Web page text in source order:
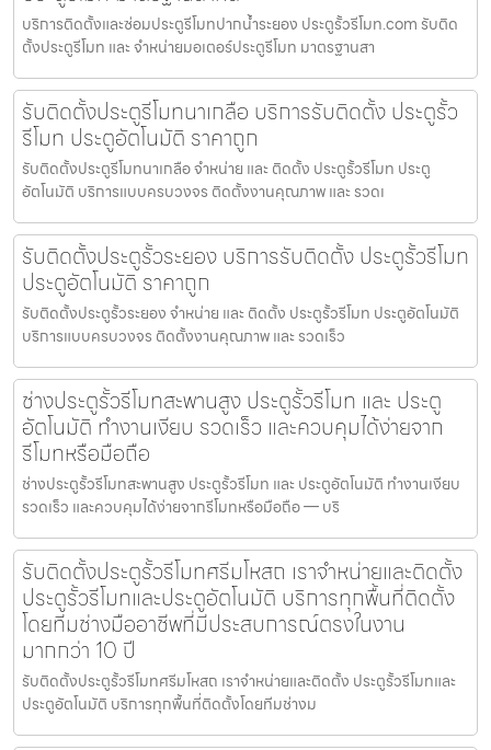
บริการติดตั้งและซ่อมประตูรีโมทปากน้ำระยอง ประตูรั้วรีโมท.com รับติด
ตั้งประตูรีโมท และ จำหน่ายมอเตอร์ประตูรีโมท มาตรฐานสา
รับติดตั้งประตูรีโมทนาเกลือ บริการรับติดตั้ง ประตูรั้ว
รีโมท ประตูอัตโนมัติ ราคาถูก
รับติดตั้งประตูรีโมทนาเกลือ จำหน่าย และ ติดตั้ง ประตูรั้วรีโมท ประตู
อัตโนมัติ บริการแบบครบวงจร ติดตั้งงานคุณภาพ และ รวดเ
รับติดตั้งประตูรั้วระยอง บริการรับติดตั้ง ประตูรั้วรีโมท
ประตูอัตโนมัติ ราคาถูก
รับติดตั้งประตูรั้วระยอง จำหน่าย และ ติดตั้ง ประตูรั้วรีโมท ประตูอัตโนมัติ
บริการแบบครบวงจร ติดตั้งงานคุณภาพ และ รวดเร็ว
ช่างประตูรั้วรีโมทสะพานสูง ประตูรั้วรีโมท และ ประตู
อัตโนมัติ ทำงานเงียบ รวดเร็ว และควบคุมได้ง่ายจาก
รีโมทหรือมือถือ
ช่างประตูรั้วรีโมทสะพานสูง ประตูรั้วรีโมท และ ประตูอัตโนมัติ ทำงานเงียบ
รวดเร็ว และควบคุมได้ง่ายจากรีโมทหรือมือถือ — บริ
รับติดตั้งประตูรั้วรีโมทศรีมโหสถ เราจำหน่ายและติดตั้ง
ประตูรั้วรีโมทและประตูอัตโนมัติ บริการทุกพื้นที่ติดตั้ง
โดยทีมช่างมืออาชีพที่มีประสบการณ์ตรงในงาน
มากกว่า 10 ปี
รับติดตั้งประตูรั้วรีโมทศรีมโหสถ เราจำหน่ายและติดตั้ง ประตูรั้วรีโมทและ
ประตูอัตโนมัติ บริการทุกพื้นที่ติดตั้งโดยทีมช่างม